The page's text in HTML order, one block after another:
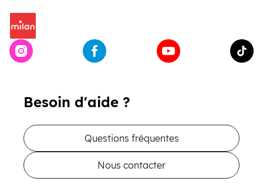
Besoin d'aide ?
Questions fréquentes
Nous contacter